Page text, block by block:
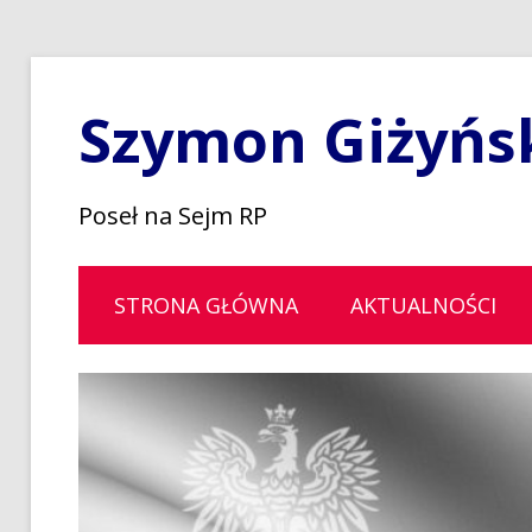
Szymon
Poseł na Sejm RP
STRONA GŁÓWNA AKTUALNOŚCI